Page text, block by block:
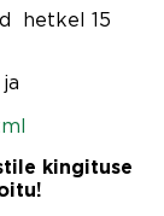
hetkel 15
kingituse